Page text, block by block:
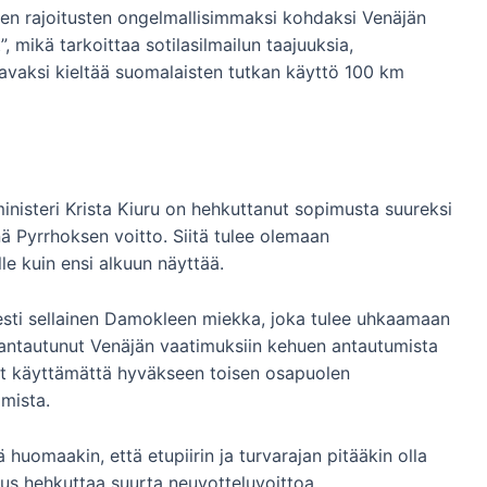
rajoitusten ongelmallisimmaksi kohdaksi Venäjän
mikä tarkoittaa sotilasilmailun taajuuksia,
kieltää suomalaisten tutkan käyttö 100 km
Krista Kiuru on hehkuttanut sopimusta suureksi
Pyrrhoksen voitto. Siitä tulee olemaan
kuin ensi alkuun näyttää.
sellainen Damokleen miekka, joka tulee uhkaamaan
Venäjän vaatimuksiin kehuen antautumista
hyväkseen toisen osapuolen
huomaakin, että etupiirin ja turvarajan pitääkin olla
hehkuttaa suurta neuvotteluvoittoa.